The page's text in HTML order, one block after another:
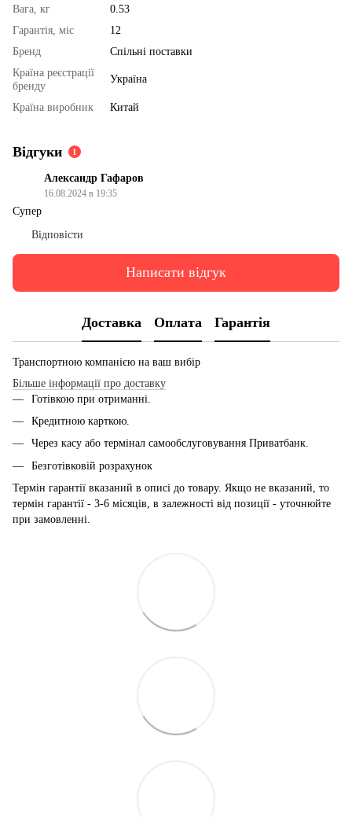
Вага, кг
0.53
Гарантія, міс
12
Бренд
Спільні поставки
Країна реєстрації
бренду
Україна
Країна виробник Китай
Відгуки 1
Александр Гафаров
16.08.2024 в 19:35
Супер
Відповісти
Написати відгук
Доставка Оплата Гарантія
Транспортною компанією на ваш вибір
Більше інформації про доставку
Готівкою при отриманні.
Кредитною карткою.
Через касу або термінал самообслуговування Приватбанк.
Безготівковій розрахунок
Термін гарантії вказаний в описі до товару. Якщо не вказаний, то
термін гарантії - 3-6 місяців, в залежності від позиції - уточнюйте
при замовленні.